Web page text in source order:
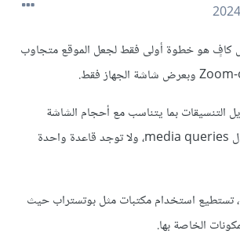
كافٍ هو خطوة أولى فقط لجعل الموقع متجاوب
التنسيقات بما يتناسب مع أحجام الشاشة
المختلفة وذلك من خلال media queries، ولا توجد قاعدة واحدة
تستطيع استخدام مكتبات مثل بوتستراب حيث
الخاصة بها.